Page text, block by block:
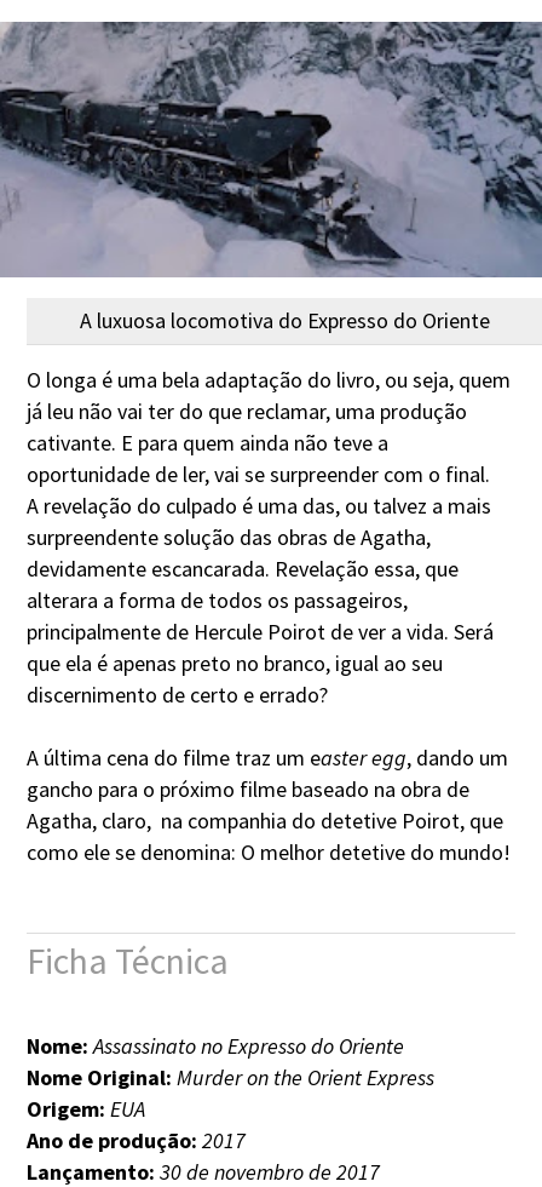
A luxuosa locomotiva do Expresso do Oriente
O longa é uma bela adaptação do livro, ou seja, quem
já leu não vai ter do que reclamar, uma produção
cativante. E para quem ainda não teve a
oportunidade de ler, vai se surpreender com o final.
A revelação do culpado é uma das, ou talvez a mais
surpreendente solução das obras de Agatha,
devidamente escancarada. Revelação essa, que
alterara a forma de todos os passageiros,
principalmente de Hercule Poirot de ver a vida. Será
que ela é apenas preto no branco, igual ao seu
discernimento de certo e errado?
A última cena do filme traz um easter egg, dando um
gancho para o próximo filme baseado na obra de
Agatha, claro, na companhia do detetive Poirot, que
como ele se denomina: O melhor detetive do mundo!
Ficha Técnica
Nome:Assassinato no Expresso do Oriente
Nome Original: Murder on the Orient Express
Origem: EUA
Ano de produção:2017
Lançamento: 30 de novembro de 2017